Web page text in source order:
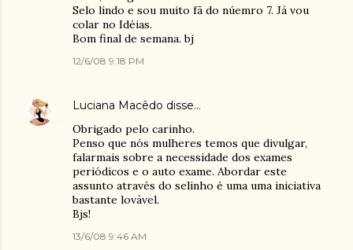
Selo lindo e sou muito fã do núemro 7. Já vou
colar no Idéias.
Bom final de semana. bj
12/6/08 9:18 PM
Luciana Macêdo disse…
Obrigado pelo carinho.
Penso que nós mulheres temos que divulgar,
falarmais sobre a necessidade dos exames
periódicos e o auto exame. Abordar este
assunto através do selinho é uma uma iniciativa
bastante lovável.
Bjs!
13/6/08 9:46 AM